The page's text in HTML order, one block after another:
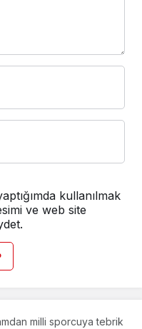
kullanılmak
ve web site
milli sporcuya tebrik